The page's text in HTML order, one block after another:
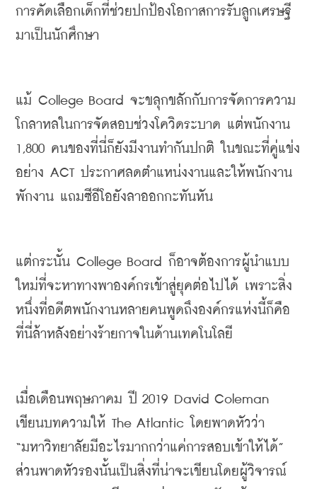
การคัดเลือกเด็กที่ช่วยปกป้องโอกาสการรับลูกเศรษฐี
มาเป็นนักศึกษา
แม้ College Board จะขลุกขลักกับการจัดการความ
โกลาหลในการจัดสอบช่วงโควิดระบาด แต่พนักงาน
1,800 คนของที่นี่ก็ยังมีงานทำกันปกติ
ในขณะที่คู่แข่ง
อย่าง ACT ประกาศลดตำแหน่งงานและให้พนักงาน
พักงาน แถมซีอีโอยังลาออกกะทันหัน
แต่กระนั้น College Board ก็อาจต้องการผู้นำแบบ
ใหม่ที่จะหาทางพาองค์กรเข้าสู่ยุคต่อไปได้ เพราะสิ่ง
หนึ่งที่อดีตพนักงานหลายคนพูดถึงองค์กรแห่งนี้ก็คือ
ที่นี่ล้าหลังอย่างร้ายกาจในด้านเทคโนโลยี
เมื่อเดือนพฤษภาคม ปี
เขียนบทความให้ The Atlantic
โดยพาดหัวว่า
“มหาวิทยาลัยมีอะไรมากกว่าแค่การสอบเข้าให้ได้
ส่วนพาดหัวรองนั้นเป็นสิ่งที่น่าจะเขียนโดยผู้วิจารณ์